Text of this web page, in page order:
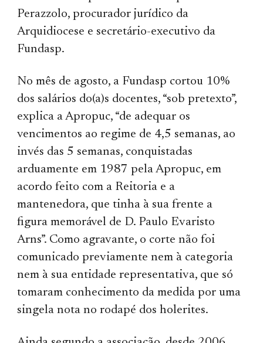
Perazzolo, procurador jurídico da
Arquidiocese e secretário-executivo da
Fundasp.
No mês de agosto, a Fundasp cortou 10%
dos salários do(a)s docentes, “sob pretexto”,
explica a Apropuc, “de adequar os
vencimentos ao regime de 4,5 semanas, ao
invés das 5 semanas, conquistadas
arduamente em 1987 pela Apropuc, em
acordo feito com a Reitoria e a
mantenedora, que tinha à sua frente a
figura memorável de D. Paulo Evaristo
Arns”. Como agravante, o corte não foi
comunicado previamente nem à categoria
nem à sua entidade representativa, que só
tomaram conhecimento da medida por uma
singela nota no rodapé dos holerites.